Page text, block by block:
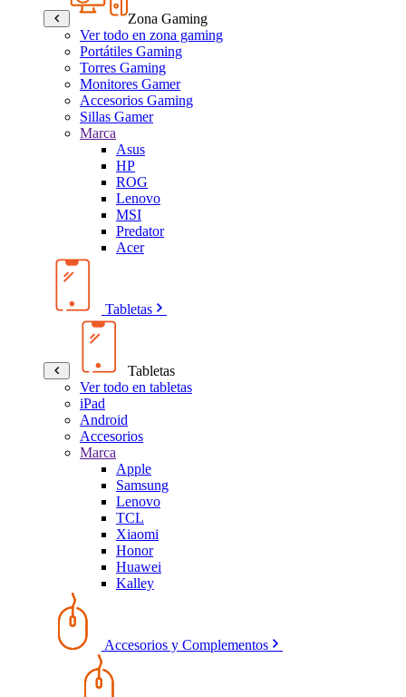
Zona Gaming
Ver todo en zona gaming
Portátiles Gaming
Torres Gaming
Monitores Gamer
Accesorios Gaming
Sillas Gamer
Marca
Asus
HP
ROG
Lenovo
MSI
Predator
Acer
Tabletas
Tabletas
Ver todo en tabletas
iPad
Android
Accesorios
Marca
Apple
Samsung
Lenovo
TCL
Xiaomi
Honor
Huawei
Kalley
Accesorios y Complementos